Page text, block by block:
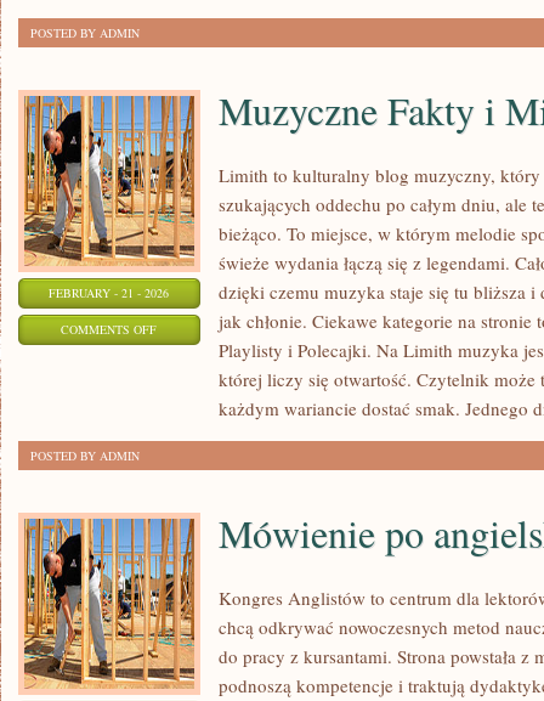
POSTED BY ADMIN
FEBRUARY - 21 - 2026
COMMENTS OFFON
MUZYCZNE
Muzyczne Fakty i
Limith to kulturalny blog muzyczny, który
szukających oddechu po całym dniu, ale
bieżąco. To miejsce, w którym melodie
świeże wydania łączą się z legendami.
dzięki czemu muzyka staje się tu bliższa i
jak chłonie. Ciekawe kategorie na
Playlisty i Polecajki. Na Limith muzyka
której liczy się otwartość. Czytelnik może
każdym wariancie dostać smak. Jednego
POSTED BY ADMIN
Mówienie po
Kongres Anglistów to centrum dla
chcą odkrywać nowoczesnych metod
do pracy z kursantami. Strona powstała z
podnoszą kompetencje i traktują